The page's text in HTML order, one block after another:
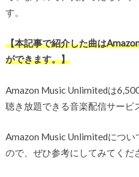
す。
【本記事で紹介した曲は
ができます。】
Amazon Music Unlimitedは
聴き放題できる音楽配信サービ
Amazon Music Unlimitedにつ
ので、ぜひ参考にしてみてくだ